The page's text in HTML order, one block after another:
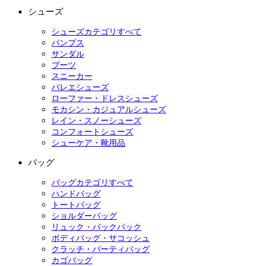
シューズ
シューズカテゴリすべて
パンプス
サンダル
ブーツ
スニーカー
バレエシューズ
ローファー・ドレスシューズ
モカシン・カジュアルシューズ
レイン・スノーシューズ
コンフォートシューズ
シューケア・靴用品
バッグ
バッグカテゴリすべて
ハンドバッグ
トートバッグ
ショルダーバッグ
リュック・バックパック
ボディバッグ・サコッシュ
クラッチ・パーティバッグ
カゴバッグ